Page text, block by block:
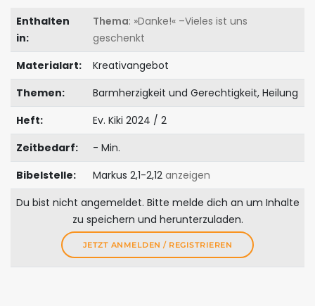
Enthalten
in:
Thema: »Danke!« –Vieles ist uns
geschenkt
Materialart:
Kreativangebot
Themen:
Barmherzigkeit und Gerechtigkeit, Heilung
Heft:
Ev. Kiki 2024 / 2
Zeitbedarf:
- Min.
Bibelstelle:
Markus 2,1-2,12 anzeigen
Du bist nicht angemeldet. Bitte melde dich an um Inhalte
zu speichern und herunterzuladen.
JETZT ANMELDEN / REGISTRIEREN